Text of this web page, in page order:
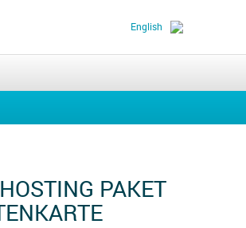
English
PAKET